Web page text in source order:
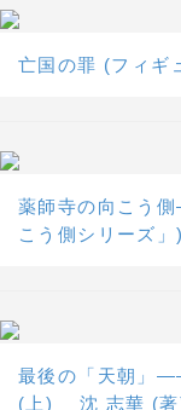
亡国の罪 (フィ
薬師寺の向こう
こう側シリーズ
最後の「天朝」
(上) 沈 志華 (著